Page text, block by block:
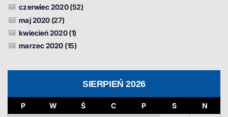
czerwiec 2020(52)
maj 2020 (27)
kwiecień 2020(1)
marzec 2020 (15)
SIERPIEŃ 2026
P W Ś C P S
N